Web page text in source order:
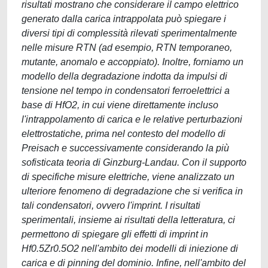
risultati mostrano che considerare il campo elettrico
generato dalla carica intrappolata può spiegare i
diversi tipi di complessità rilevati sperimentalmente
nelle misure RTN (ad esempio, RTN temporaneo,
mutante, anomalo e accoppiato). Inoltre, forniamo un
modello della degradazione indotta da impulsi di
tensione nel tempo in condensatori ferroelettrici a
base di HfO2, in cui viene direttamente incluso
l'intrappolamento di carica e le relative perturbazioni
elettrostatiche, prima nel contesto del modello di
Preisach e successivamente considerando la più
sofisticata teoria di Ginzburg-Landau. Con il supporto
di specifiche misure elettriche, viene analizzato un
ulteriore fenomeno di degradazione che si verifica in
tali condensatori, ovvero l'imprint. I risultati
sperimentali, insieme ai risultati della letteratura, ci
permettono di spiegare gli effetti di imprint in
Hf0.5Zr0.5O2 nell'ambito dei modelli di iniezione di
carica e di pinning del dominio. Infine, nell'ambito del